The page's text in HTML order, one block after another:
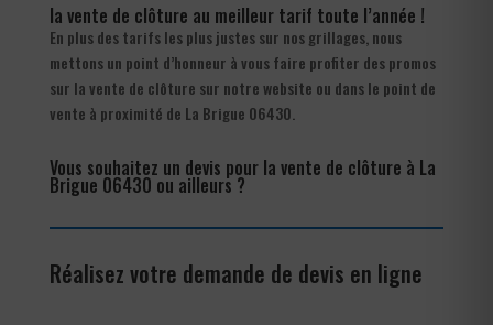
la vente de clôture au meilleur tarif toute l’année !
En plus des tarifs les plus justes sur nos grillages, nous
mettons un point d’honneur à vous faire profiter des promos
sur la vente de clôture sur notre website ou dans le point de
vente à proximité de La Brigue 06430.
Vous souhaitez un devis pour la vente de clôture à La
Brigue 06430 ou ailleurs ?
Réalisez votre demande de devis en ligne